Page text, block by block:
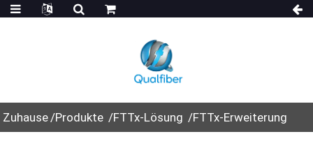
Zuhause Produkte FTTx-Lösung FTTx-Erweiterung